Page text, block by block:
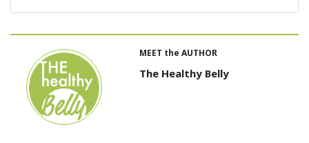
MEET the AUTHOR
The Healthy Belly